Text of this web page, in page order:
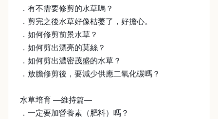
．有不需要修剪的水草嗎？
．剪完之後水草好像枯萎了，好擔心。
．如何修剪前景水草？
．如何剪出漂亮的莫絲？
．如何剪出濃密茂盛的水草？
．放膽修剪後，要減少供應二氧化碳嗎？
水草培育 —維持篇—
．一定要加營養素（肥料）嗎？